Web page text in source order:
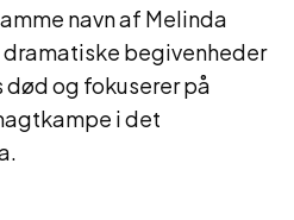
navn af Melinda
dramatiske begivenheder
død og fokuserer på
i det